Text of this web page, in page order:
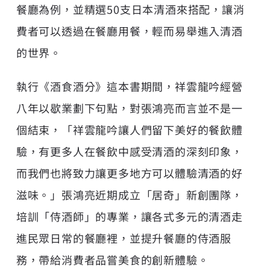
餐廳為例，並精選50支日本清酒來搭配，讓消
費者可以透過在餐廳用餐，輕而易舉進入清酒
的世界。
執行《酒食酒分》這本書期間，祥雲龍吟經營
八年以歇業劃下句點，對張鴻亮而言並不是一
個結束，「祥雲龍吟讓人們留下美好的餐飲體
驗，有更多人在餐飲中感受清酒的深刻印象，
而我們也將致力讓更多地方可以體驗清酒的好
滋味。」張鴻亮近期成立「居奇」新創團隊，
培訓「侍酒師」的專業，讓各式多元的清酒走
進民眾日常的餐廳裡，並提升餐廳的侍酒服
務，帶給消費者品嘗美食的創新體驗。